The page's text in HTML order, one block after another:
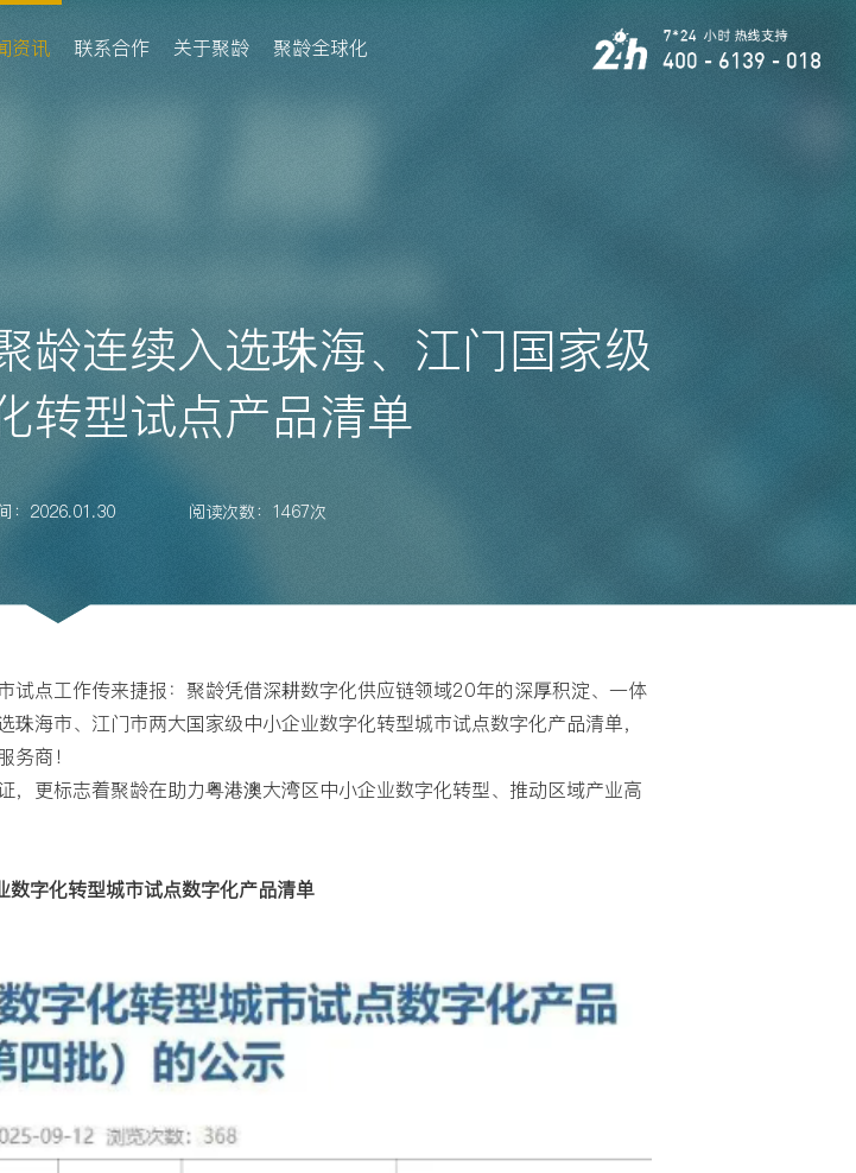
资讯 联系合作 关于聚龄 聚龄全球化
龄连续入选珠海、江门国家级
转型试点产品清单
：2026.01.30 阅读次数：1467次
点工作传来捷报：聚龄凭借深耕数字化供应链领域20年的深厚积淀、一体
海市、江门市两大国家级中小企业数字化转型城市试点数字化产品清单，
商！
更标志着聚龄在助力粤港澳大湾区中小企业数字化转型、推动区域产业高
数字化转型城市试点数字化产品清单